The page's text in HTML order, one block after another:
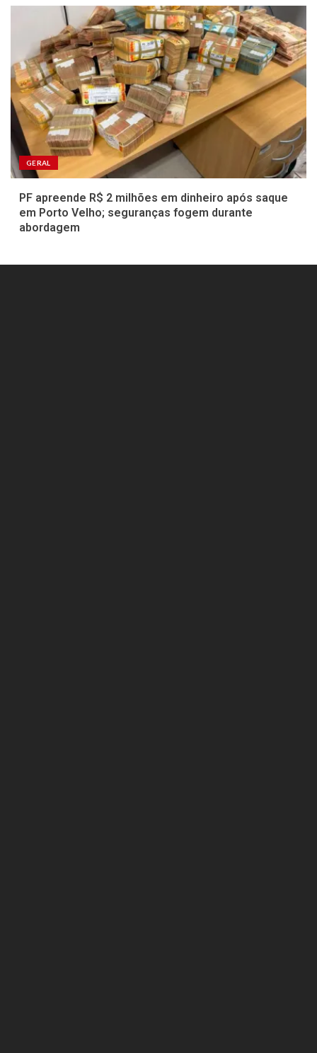
GERAL
PF apreende R$ 2 milhões em dinheiro após saque
em Porto Velho; seguranças fogem durante
abordagem